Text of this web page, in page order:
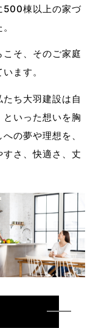
500棟以上の家づ
そ、そのご家庭
ます。
ち大羽建設は自
いった想いを胸
の夢や理想を、
さ、快適さ、丈